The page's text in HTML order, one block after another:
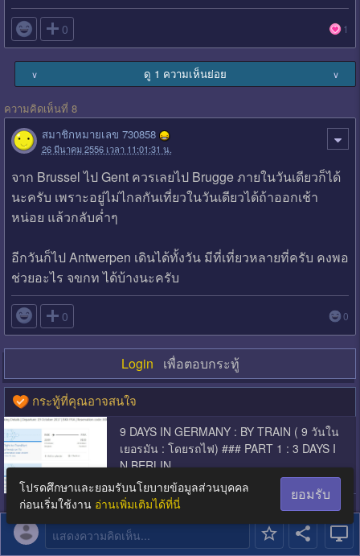
 0 1
∨ ดู 1 ความเห็นย่อย ∨
ความคิดเห็นที่ 8
สมาชิกหมายเลข 730858
26 มีนาคม 2556 เวลา 11:01:31 น.
จาก Brussel ไป Gent ควรเลยไป Brugge ภายในวันเดียวก็ได้
นะครับ เพราะอยู่ไม่ไกลกันเที่ยวในวันเดียวได้ถ้าออกเช้า
หน่อย แล้วกลับค่ำๆ
อีกวันก็ไป Antwerpen เดินได้ทั้งวัน มีที่เที่ยวหลายที่ครับ คงพอ
ช่วยอะไร จขกท ได้บ้างนะครับ
 0 0
Login เพื่อตอบกระทู้
แสดงความคิดเห็น...
กระทู้ที่คุณอาจสนใจ
9 DAYS IN GERMANY : BY TRAIN ( 9 วันใน
เยอรมัน : โดยรถไฟ) ### PART 1 : 3 DAYS I
N BERLIN
titi@pantip
รบกวนขอคำแนะนำแผนเที่ยวออสเตรียด้วยค่า
สมาชิกหมายเลข 2441903
โปรดศึกษาและยอมรับนโยบายข้อมูลส่วนบุคคล
ก่อนเริ่มใช้งาน อ่านเพิ่มเติมได้ที่นี่
ยอมรับ